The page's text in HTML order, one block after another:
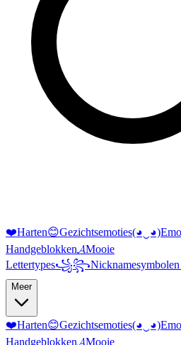
❤️Harten😊Gezichtsemoties(◕‿◕)
Handgeblokken𝓐Mooie
Lettertypes꧁꧂Nicknamesymbolen
Meer
❤️Harten😊Gezichtsemoties(◕‿◕)
Handgeblokken𝓐Mooie